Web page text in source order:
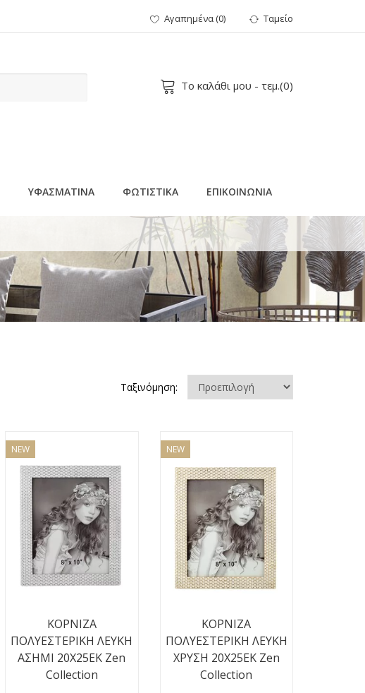
Αγαπημένα(0) Ταμείο
Το καλάθι μου - τεμ.(0)
ΥΦΑΣΜΑΤΙΝΑ ΦΩΤΙΣΤΙΚΑ ΕΠΙΚΟΙΝΩΝΙΑ
Ταξινόμηση:
NEW
ΚΟΡΝΙΖΑ
ΠΟΛΥΕΣΤΕΡΙΚΗ ΛΕΥΚΗ
ΑΣΗΜΙ 20Χ25ΕΚ Zen
Collection
NEW
ΚΟΡΝΙΖΑ
ΠΟΛΥΕΣΤΕΡΙΚΗ ΛΕΥΚΗ
ΧΡΥΣΗ 20Χ25ΕΚ Zen
Collection